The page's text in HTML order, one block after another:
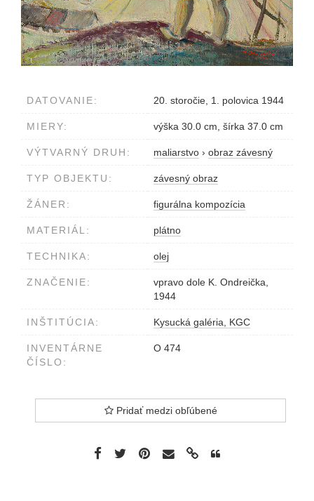
DATOVANIE: 20. storočie, 1. polovica 1944
MIERY: výška 30.0 cm, šírka 37.0 cm
VÝTVARNÝ DRUH: maliarstvo › obraz závesný
TYP OBJEKTU: závesný obraz
ŽÁNER: figurálna kompozícia
MATERIÁL: plátno
TECHNIKA: olej
ZNAČENIE:
vpravo dole K. Ondreička,
1944
INŠTITÚCIA: Kysucká galéria, KGC
INVENTÁRNE
ČÍSLO:
O 474
Pridať medzi obľúbené